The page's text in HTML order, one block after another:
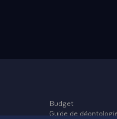
plus forts
que la
sorte un
-
Budget
Guide de